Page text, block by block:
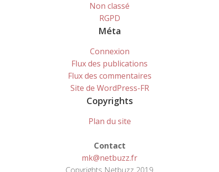
Non classé
RGPD
Méta
Connexion
Flux des publications
Flux des commentaires
Site de WordPress-FR
Copyrights
Plan du site
Contact
mk@netbuzz.fr